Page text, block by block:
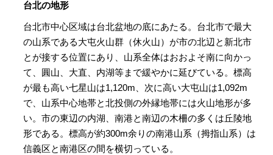
台北の地形
台北市中心区域は台北盆地の底にあたる。台北市で最大
の山系である大屯火山群（休火山）が市の北辺と新北市
とが接する位置にあり、山系全体はおおよそ南に向かっ
て、圓山、大直、内湖等まで緩やかに延びている。標高
が最も高い七星山は1,120m、次に高い大屯山は1,092m
で、山系中心地帯と北投側の外縁地帯には火山地形が多
い。市の東辺の内湖、南港と南辺の木柵の多くは丘陵地
形である。標高が約300m余りの南港山系（拇指山系）は
信義区と南港区の間を横切っている。